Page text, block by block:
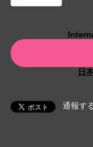
日
通報す